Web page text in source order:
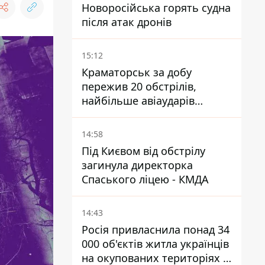
Новоросійська горять судна
після атак дронів
15:12
Краматорськ за добу
пережив 20 обстрілів,
найбільше авіаударів
КАБ-250
14:58
Під Києвом від обстрілу
загинула директорка
Спаського ліцею - КМДА
14:43
Росія привласнила понад 34
000 об'єктів житла українців
на окупованих територіях -